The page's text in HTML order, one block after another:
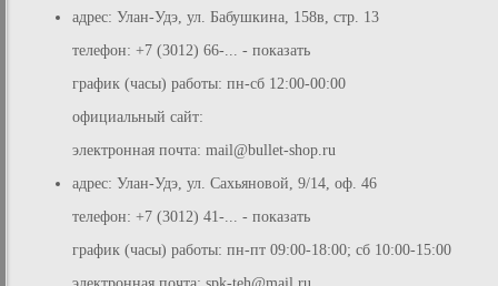
адрес: Улан-Удэ, ул. Бабушкина, 158в, стр. 13
телефон: +7 (3012) 66-... - показать
график (часы) работы: пн-сб 12:00-00:00
официальный сайт:
электронная почта: mail@bullet-shop.ru
адрес: Улан-Удэ, ул. Сахьяновой, 9/14, оф. 46
телефон: +7 (3012) 41-... - показать
график (часы) работы: пн-пт 09:00-18:00; сб 10:00-15:00